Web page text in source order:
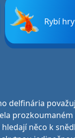
Rybí hry
delfinária
něco k